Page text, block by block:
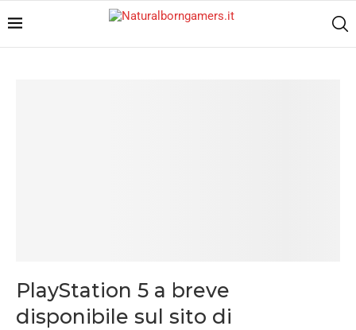
PlayStation 5 a breve
disponibile sul sito di